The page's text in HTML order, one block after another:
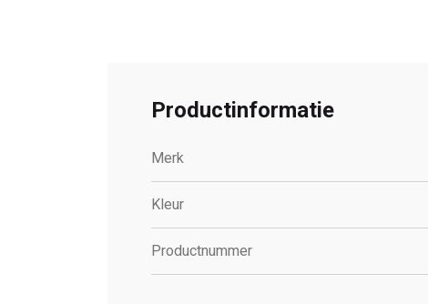
Productinformatie
Merk
Kleur
Productnummer